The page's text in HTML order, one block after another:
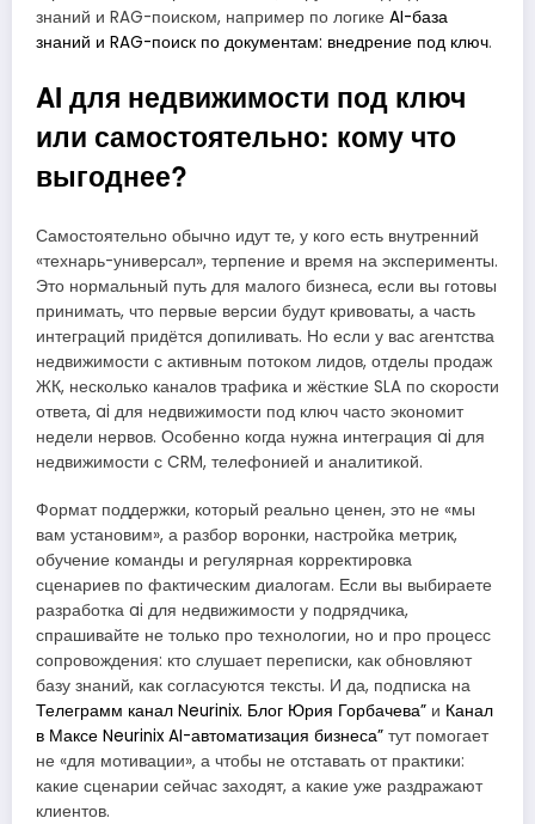
знаний и RAG-поиском, например по логике AI-база
знаний и RAG-поиск по документам: внедрение под ключ.
AI для недвижимости под ключ
или самостоятельно: кому что
выгоднее?
Самостоятельно обычно идут те, у кого есть внутренний
«технарь-универсал», терпение и время на эксперименты.
Это нормальный путь для малого бизнеса, если вы готовы
принимать, что первые версии будут кривоваты, а часть
интеграций придётся допиливать. Но если у вас агентства
недвижимости с активным потоком лидов, отделы продаж
ЖК, несколько каналов трафика и жёсткие SLA по скорости
ответа, ai для недвижимости под ключ часто экономит
недели нервов. Особенно когда нужна интеграция ai для
недвижимости с CRM, телефонией и аналитикой.
Формат поддержки, который реально ценен, это не «мы
вам установим», а разбор воронки, настройка метрик,
обучение команды и регулярная корректировка
сценариев по фактическим диалогам. Если вы выбираете
разработка ai для недвижимости у подрядчика,
спрашивайте не только про технологии, но и про процесс
сопровождения: кто слушает переписки, как обновляют
базу знаний, как согласуются тексты. И да, подписка на
Телеграмм канал Neurinix. Блог Юрия Горбачева” и Канал
в Максе Neurinix AI-автоматизация бизнеса” тут помогает
не «для мотивации», а чтобы не отставать от практики:
какие сценарии сейчас заходят, а какие уже раздражают
клиентов.